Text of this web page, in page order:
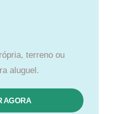
terreno ou
aluguel.
AGORA​